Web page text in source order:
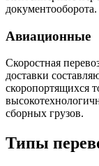
Авиационные
Скоростная
доставки
скоропортящихся
сборных грузов.
Типы